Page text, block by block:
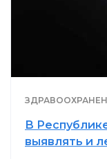
В
выявлять и